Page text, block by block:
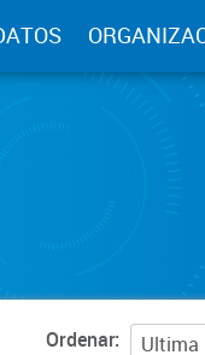
Ordenar